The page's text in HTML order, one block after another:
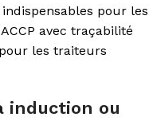
pour les
avec traçabilité
les traiteurs
induction ou